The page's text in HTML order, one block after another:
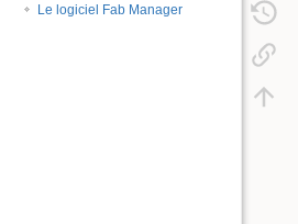
Le logiciel Fab Manager